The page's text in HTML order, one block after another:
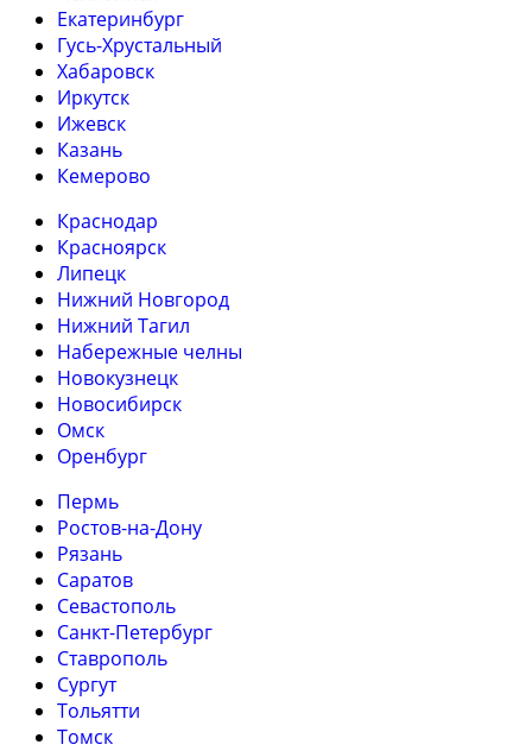
Екатеринбург
Гусь-Хрустальный
Хабаровск
Иркутск
Ижевск
Казань
Кемерово
Краснодар
Красноярск
Липецк
Нижний Новгород
Нижний Тагил
Набережные челны
Новокузнецк
Новосибирск
Омск
Оренбург
Пермь
Ростов-на-Дону
Рязань
Саратов
Севастополь
Санкт-Петербург
Ставрополь
Сургут
Тольятти
Томск